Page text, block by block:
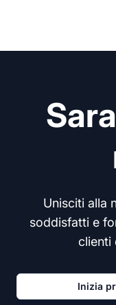
Unisciti alla
soddisfatti e
clienti
Inizia